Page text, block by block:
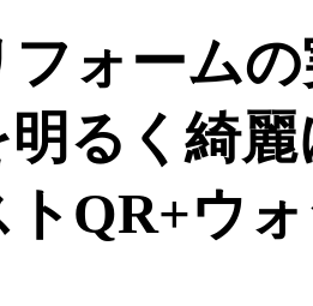
フォーム
るく綺
トQR+ウ